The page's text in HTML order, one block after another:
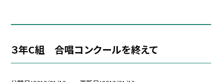
３年C組 合唱コンクールを終えて